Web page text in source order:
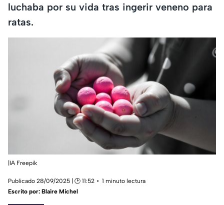
luchaba por su vida tras ingerir veneno para
ratas.
|IA Freepik
Publicado 28/09/2025 | 🕑 11:52
1 minuto lectura
Escrito por: Blaire Michel